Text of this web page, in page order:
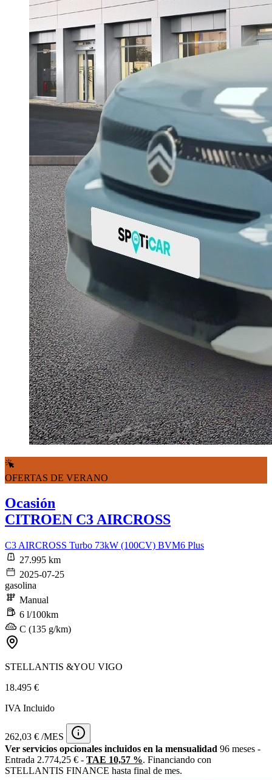
OFERTAS DE VERANO
Ocasión
CITROEN C3 AIRCROSS
C3 AIRCROSS Turbo 73kW (100CV) BVM6 Plus
27.995 km
2025-07-25
gasolina
Manual
6 l/100km
C (135 g/km)
STELLANTIS &YOU VIGO
18.495 €
IVA Incluido
262,03 € /MES
Ver servicios opcionales incluidos en la mensualidad 96 meses -
Entrada 2.774,25 € - TAE 10,57 %. Financiando con
STELLANTIS FINANCE hasta final de mes.